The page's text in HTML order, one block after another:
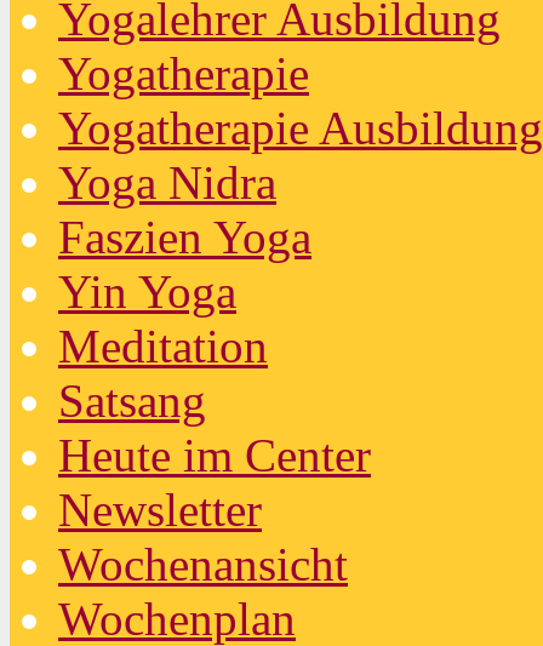
Yogalehrer Ausbildung
Yogatherapie
Yogatherapie Ausbildung
Yoga Nidra
Faszien Yoga
Yin Yoga
Meditation
Satsang
Heute im Center
Newsletter
Wochenansicht
Wochenplan